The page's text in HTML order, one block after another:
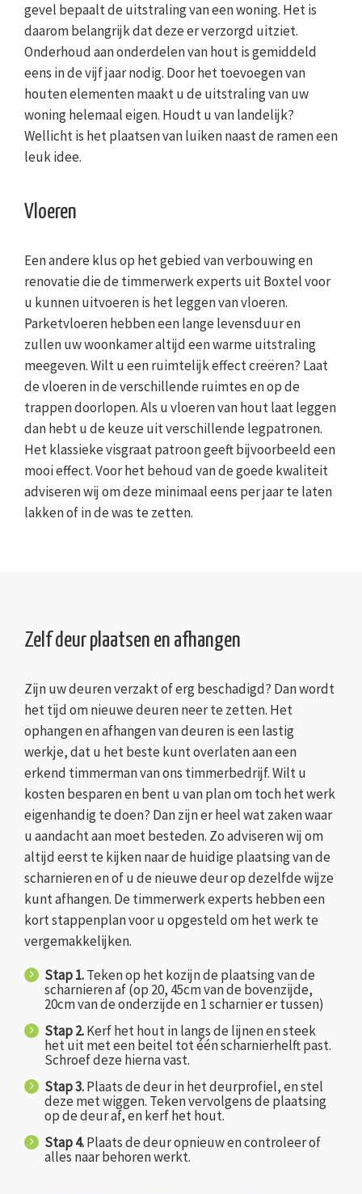
gevel bepaalt de uitstraling van een woning. Het is
daarom belangrijk dat deze er verzorgd uitziet.
Onderhoud aan onderdelen van hout is gemiddeld
eens in de vijf jaar nodig. Door het toevoegen van
houten elementen maakt u de uitstraling van uw
woning helemaal eigen. Houdt u van landelijk?
Wellicht is het plaatsen van luiken naast de ramen een
leuk idee.
Vloeren
Een andere klus op het gebied van verbouwing en
renovatie die de timmerwerk experts uit Boxtel voor
u kunnen uitvoeren is het leggen van vloeren.
Parketvloeren hebben een lange levensduur en
zullen uw woonkamer altijd een warme uitstraling
meegeven. Wilt u een ruimtelijk effect creëren? Laat
de vloeren in de verschillende ruimtes en op de
trappen doorlopen. Als u vloeren van hout laat leggen
dan hebt u de keuze uit verschillende legpatronen.
Het klassieke visgraat patroon geeft bijvoorbeeld een
mooi effect. Voor het behoud van de goede kwaliteit
adviseren wij om deze minimaal eens per jaar te laten
lakken of in de was te zetten.
Zelf deur plaatsen en afhangen
Zijn uw deuren verzakt of erg beschadigd? Dan wordt
het tijd om nieuwe deuren neer te zetten. Het
ophangen en afhangen van deuren is een lastig
werkje, dat u het beste kunt overlaten aan een
erkend timmerman van ons timmerbedrijf. Wilt u
kosten besparen en bent u van plan om toch het werk
eigenhandig te doen? Dan zijn er heel wat zaken waar
u aandacht aan moet besteden. Zo adviseren wij om
altijd eerst te kijken naar de huidige plaatsing van de
scharnieren en of u de nieuwe deur op dezelfde wijze
kunt afhangen. De timmerwerk experts hebben een
kort stappenplan voor u opgesteld om het werk te
vergemakkelijken.
Stap 1.Teken op het kozijn de plaatsing van de
scharnieren af (op 20, 45cm van de bovenzijde,
20cm van de onderzijde en 1 scharnier er tussen)
Stap 2.Kerf het hout in langs de lijnen en steek
het uit met een beitel tot één scharnierhelft past.
Schroef deze hierna vast.
Stap 3.Plaats de deur in het deurprofiel, en stel
deze met wiggen. Teken vervolgens de plaatsing
op de deur af, en kerf het hout.
Stap 4.Plaats de deur opnieuw en controleer of
alles naar behoren werkt.